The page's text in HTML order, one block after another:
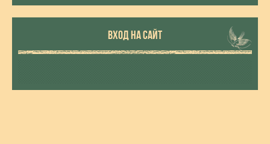
ВХОД НА САЙТ